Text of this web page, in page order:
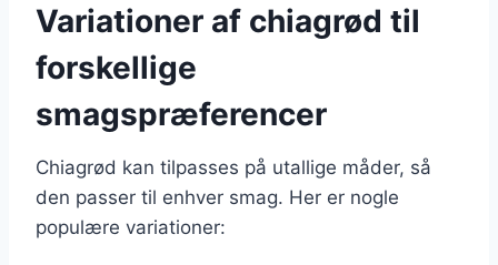
Variationer af chiagrød til
forskellige
smagspræferencer
Chiagrød kan tilpasses på utallige måder, så
den passer til enhver smag. Her er nogle
populære variationer: